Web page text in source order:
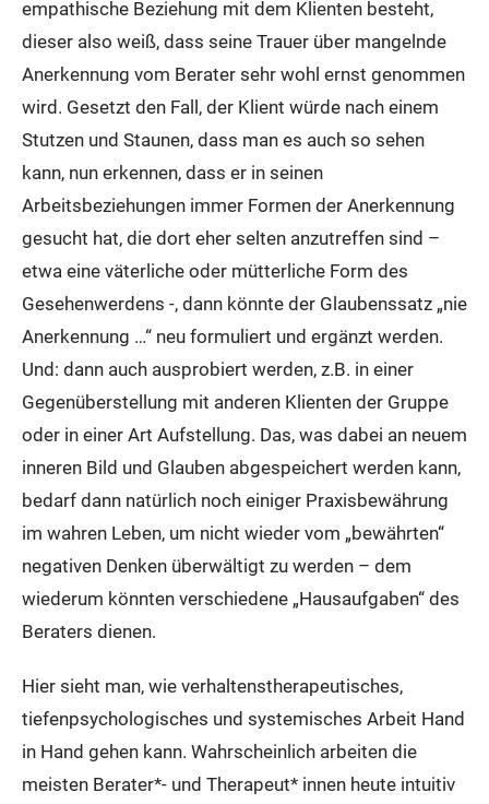
empathische Beziehung mit dem Klienten besteht,
dieser also weiß, dass seine Trauer über mangelnde
Anerkennung vom Berater sehr wohl ernst genommen
wird. Gesetzt den Fall, der Klient würde nach einem
Stutzen und Staunen, dass man es auch so sehen
kann, nun erkennen, dass er in seinen
Arbeitsbeziehungen immer Formen der Anerkennung
gesucht hat, die dort eher selten anzutreffen sind –
etwa eine väterliche oder mütterliche Form des
Gesehenwerdens -, dann könnte der Glaubenssatz „nie
Anerkennung …“ neu formuliert und ergänzt werden.
Und: dann auch ausprobiert werden, z.B. in einer
Gegenüberstellung mit anderen Klienten der Gruppe
oder in einer Art Aufstellung. Das, was dabei an neuem
inneren Bild und Glauben abgespeichert werden kann,
bedarf dann natürlich noch einiger Praxisbewährung
im wahren Leben, um nicht wieder vom „bewährten“
negativen Denken überwältigt zu werden – dem
wiederum könnten verschiedene „Hausaufgaben“ des
Beraters dienen.
Hier sieht man, wie verhaltenstherapeutisches,
tiefenpsychologisches und systemisches Arbeit Hand
in Hand gehen kann. Wahrscheinlich arbeiten die
meisten Berater*- und Therapeut* innen heute intuitiv